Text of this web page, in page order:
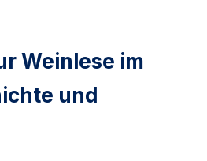
Weinlese im
und